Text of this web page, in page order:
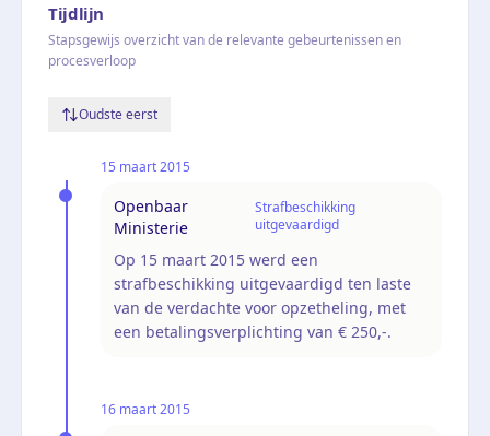
Tijdlijn
Stapsgewijs overzicht van de relevante gebeurtenissen en
procesverloop
Oudste eerst
15 maart 2015
Openbaar
Ministerie
Strafbeschikking
uitgevaardigd
Op 15 maart 2015 werd een
strafbeschikking uitgevaardigd ten laste
van de verdachte voor opzetheling, met
een betalingsverplichting van € 250,-.
16 maart 2015